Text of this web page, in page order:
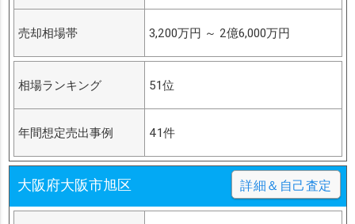
売却相場帯 3,200万円 ～ 2億6,000万円
相場ランキング 51位
年間想定売出事例 41件
大阪府大阪市旭区 詳細＆自己査定